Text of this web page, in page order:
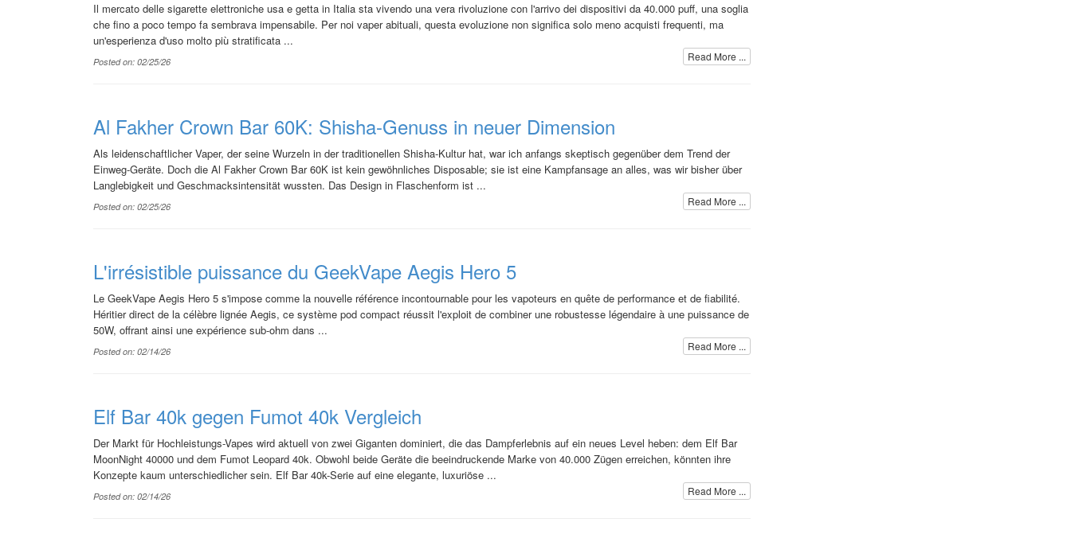
Il mercato delle sigarette elettroniche usa e getta in Italia sta vivendo una vera rivoluzione con l'arrivo dei dispositivi da 40.000 puff, una soglia
che fino a poco tempo fa sembrava impensabile. Per noi vaper abituali, questa evoluzione non significa solo meno acquisti frequenti, ma
un'esperienza d'uso molto più stratificata ...
Read More ...
Posted on: 02/25/26
Al Fakher Crown Bar 60K: Shisha-Genuss in neuer Dimension
Als leidenschaftlicher Vaper, der seine Wurzeln in der traditionellen Shisha-Kultur hat, war ich anfangs skeptisch gegenüber dem Trend der
Einweg-Geräte. Doch die Al Fakher Crown Bar 60K ist kein gewöhnliches Disposable; sie ist eine Kampfansage an alles, was wir bisher über
Langlebigkeit und Geschmacksintensität wussten. Das Design in Flaschenform ist ...
Read More ...
Posted on: 02/25/26
L'irrésistible puissance du GeekVape Aegis Hero 5
Le GeekVape Aegis Hero 5 s'impose comme la nouvelle référence incontournable pour les vapoteurs en quête de performance et de fiabilité.
Héritier direct de la célèbre lignée Aegis, ce système pod compact réussit l'exploit de combiner une robustesse légendaire à une puissance de
50W, offrant ainsi une expérience sub-ohm dans ...
Read More ...
Posted on: 02/14/26
Elf Bar 40k gegen Fumot 40k Vergleich
Der Markt für Hochleistungs-Vapes wird aktuell von zwei Giganten dominiert, die das Dampferlebnis auf ein neues Level heben: dem Elf Bar
MoonNight 40000 und dem Fumot Leopard 40k. Obwohl beide Geräte die beeindruckende Marke von 40.000 Zügen erreichen, könnten ihre
Konzepte kaum unterschiedlicher sein. Elf Bar 40k-Serie auf eine elegante, luxuriöse ...
Read More ...
Posted on: 02/14/26